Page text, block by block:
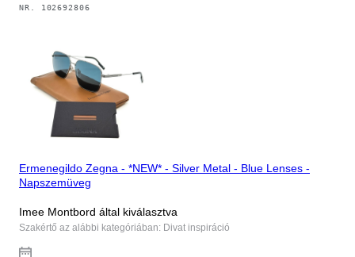
NR. 102692806
Ermenegildo Zegna - *NEW* - Silver Metal - Blue Lenses -
Napszemüveg
Imee Montbord által kiválasztva
Szakértő az alábbi kategóriában: Divat inspiráció